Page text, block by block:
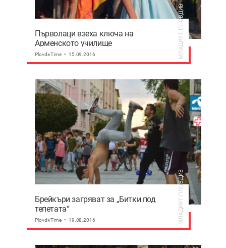
Първолаци взеха ключа на
Арменското училище
PlovdivTime 15.09.2016 МЛАДИЯТ ПЛОВДИВ
Брейкъри загряват за „Битки под
тепетата“
PlovdivTime 19.08.2016 МЛАДИЯТ ПЛОВДИВ